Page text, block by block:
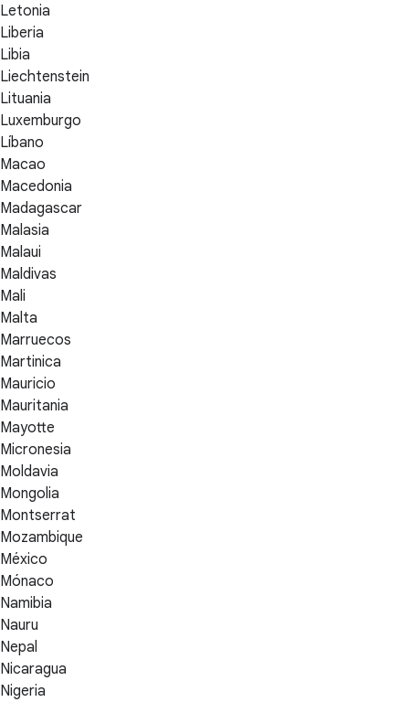
Letonia
Liberia
Libia
Liechtenstein
Lituania
Luxemburgo
Líbano
Macao
Macedonia
Madagascar
Malasia
Malaui
Maldivas
Mali
Malta
Marruecos
Martinica
Mauricio
Mauritania
Mayotte
Micronesia
Moldavia
Mongolia
Montserrat
Mozambique
México
Mónaco
Namibia
Nauru
Nepal
Nicaragua
Nigeria